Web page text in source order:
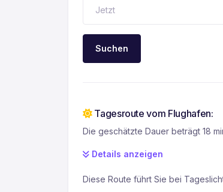
Suchen
Tagesroute vom Flughafen:
Die geschätzte Dauer beträgt 18
Details anzeigen
Diese Route führt Sie bei